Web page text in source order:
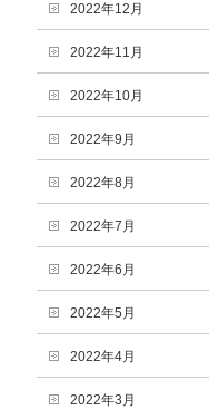
2022年12月
2022年11月
2022年10月
2022年9月
2022年8月
2022年7月
2022年6月
2022年5月
2022年4月
2022年3月